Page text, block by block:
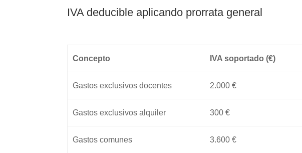
IVA deducible aplicando prorrata general
Concepto IVA soportado (€)
Gastos exclusivos docentes 2.000 €
Gastos exclusivos alquiler 300 €
Gastos comunes 3.600 €